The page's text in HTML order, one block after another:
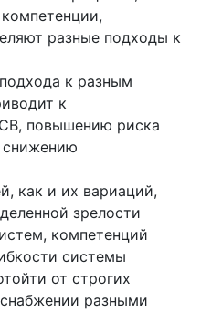
разные подходы к
к разным
к
повышению риска
как и их вариаций,
зрелости
компетенций
системы
от строгих
разными